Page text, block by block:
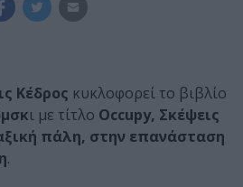
Κέδρος κυκλοφορεί το βιβλίο
ι με τίτλο Occupy, Σκέψεις
πάλη, στην επανάσταση
.